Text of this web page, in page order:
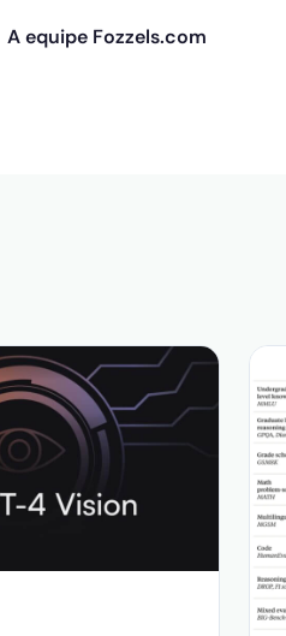
A equipe Fozzels.com